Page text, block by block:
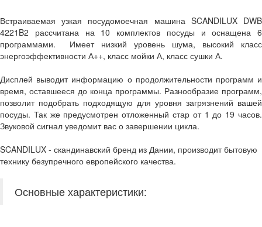
Встраиваемая узкая посудомоечная машина SCANDILUX DWB
4221B2 рассчитана на 10 комплектов посуды и оснащена 6
программами. Имеет низкий уровень шума, высокий класс
энергоэффективности А++, класс мойки А, класс сушки А.
Дисплей выводит информацию о продолжительности программ и
время, оставшееся до конца программы. Разнообразие программ,
позволит подобрать подходящую для уровня загрязнений вашей
посуды. Так же предусмотрен отложенный стар от 1 до 19 часов.
Звуковой сигнал уведомит вас о завершении цикла.
SCANDILUX - скандинавский бренд из Дании, производит бытовую
технику безупречного европейского качества.
Основные характеристики: